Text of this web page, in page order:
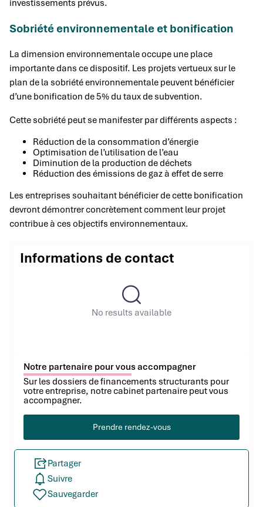
investissements prévus.
Sobriété environnementale et bonification
La dimension environnementale occupe une place
importante dans ce dispositif. Les projets vertueux sur le
plan de la sobriété environnementale peuvent bénéficier
d’une bonification de 5% du taux de subvention.
Cette sobriété peut se manifester par différents aspects :
Réduction de la consommation d’énergie
Optimisation de l’utilisation de l’eau
Diminution de la production de déchets
Réduction des émissions de gaz à effet de serre
Les entreprises souhaitant bénéficier de cette bonification
devront démontrer concrètement comment leur projet
contribue à ces objectifs environnementaux.
Informations de contact
No results available
Notre partenaire pour vous accompagner
Sur les dossiers de financements structurants pour
votre entreprise, notre cabinet partenaire peut vous
accompagner.
Prendre rendez-vous
Partager
Suivre
Sauvegarder